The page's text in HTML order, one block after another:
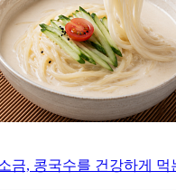
금, 콩국수를 건강하게 먹